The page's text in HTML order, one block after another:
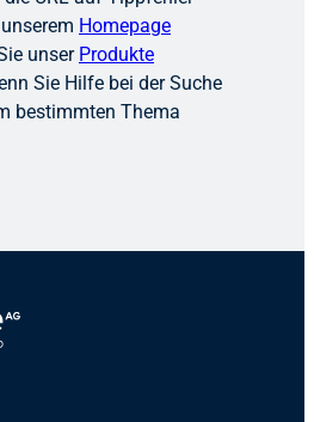
Homepage
unser Produkte
Sie Hilfe bei der Suche
bestimmten Thema